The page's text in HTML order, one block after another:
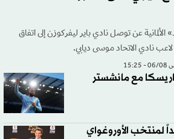
عن توصل نادي باير ليفركوزن إلى اتفاق
نادي الاتحاد موسى ديابي.
مع مانشستر
لمنتخب الأوروغواي